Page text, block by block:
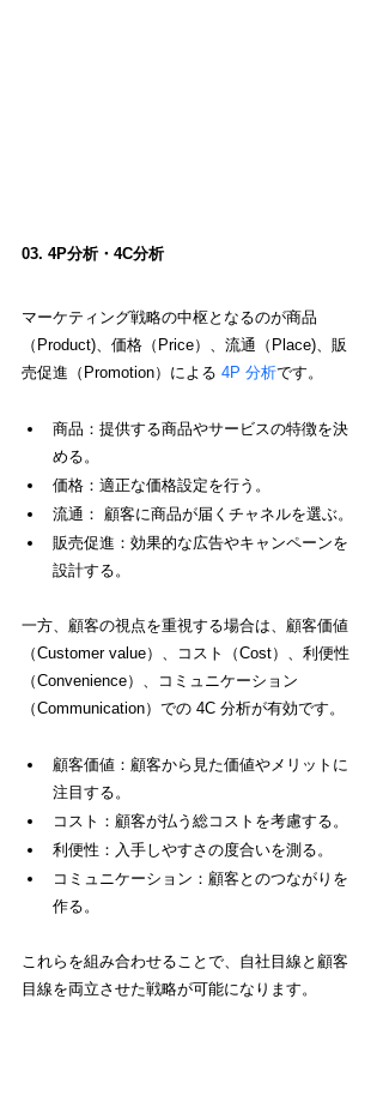
03. 4P分析・4C分析
マーケティング戦略の中枢となるのが商品
（Product)、価格（Price）、流通（Place)、販
売促進（Promotion）による 4P 分析です。
商品：提供する商品やサービスの特徴を決
める。
価格：適正な価格設定を行う。
流通： 顧客に商品が届くチャネルを選ぶ。
販売促進：効果的な広告やキャンペーンを
設計する。
一方、顧客の視点を重視する場合は、顧客価値
（Customer value）、コスト（Cost）、利便性
（Convenience）、コミュニケーション
（Communication）での 4C 分析が有効です。
顧客価値：顧客から見た価値やメリットに
注目する。
コスト：顧客が払う総コストを考慮する。
利便性：入手しやすさの度合いを測る。
コミュニケーション：顧客とのつながりを
作る。
これらを組み合わせることで、自社目線と顧客
目線を両立させた戦略が可能になります。